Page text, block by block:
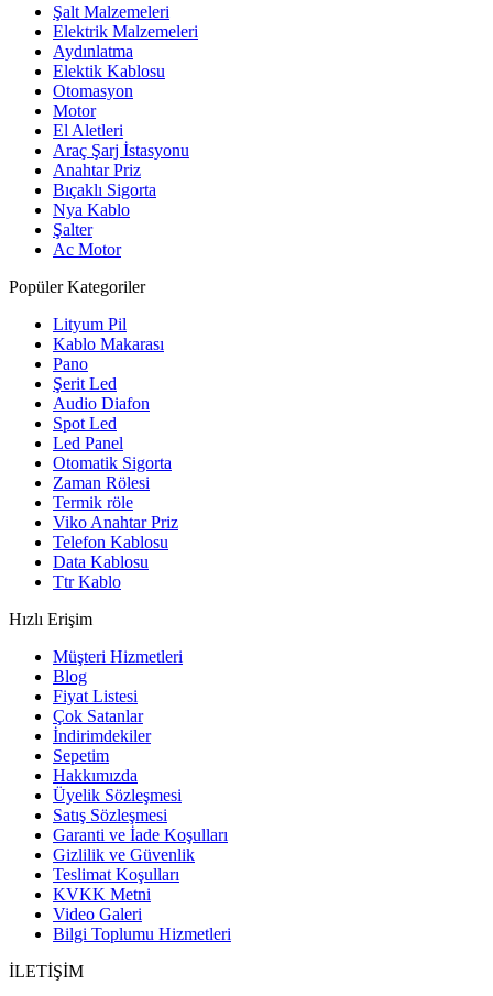
Şalt Malzemeleri
Elektrik Malzemeleri
Aydınlatma
Elektik Kablosu
Otomasyon
Motor
El Aletleri
Araç Şarj İstasyonu
Anahtar Priz
Bıçaklı Sigorta
Nya Kablo
Şalter
Ac Motor
Popüler Kategoriler
Lityum Pil
Kablo Makarası
Pano
Şerit Led
Audio Diafon
Spot Led
Led Panel
Otomatik Sigorta
Zaman Rölesi
Termik röle
Viko Anahtar Priz
Telefon Kablosu
Data Kablosu
Ttr Kablo
Hızlı Erişim
Müşteri Hizmetleri
Blog
Fiyat Listesi
Çok Satanlar
İndirimdekiler
Sepetim
Hakkımızda
Üyelik Sözleşmesi
Satış Sözleşmesi
Garanti ve İade Koşulları
Gizlilik ve Güvenlik
Teslimat Koşulları
KVKK Metni
Video Galeri
Bilgi Toplumu Hizmetleri
İLETİŞİM